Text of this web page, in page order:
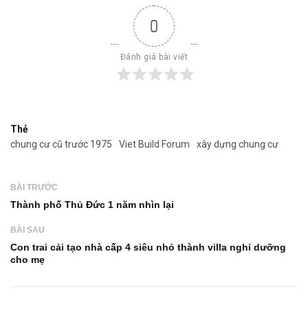
0
Đánh giá bài viết
Thẻ
chung cư cũ trước 1975
Viet Build Forum xây dựng chung cư
BÀI TRƯỚC
Thành phố Thủ Đức 1 năm nhìn lại
BÀI SAU
Con trai cải tạo nhà cấp 4 siêu nhỏ thành villa nghỉ dưỡng
cho mẹ